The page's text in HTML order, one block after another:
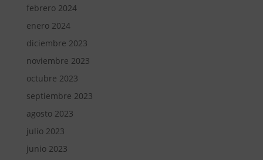
febrero 2024
enero 2024
diciembre 2023
noviembre 2023
octubre 2023
septiembre 2023
agosto 2023
julio 2023
junio 2023